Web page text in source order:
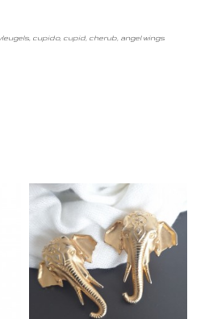
cupido, cupid, cherub, angel wings